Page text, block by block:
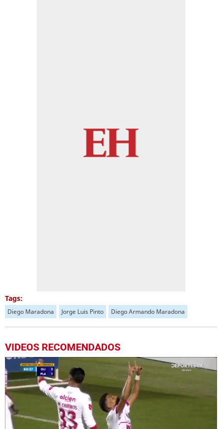
Tags:
Diego Maradona Jorge Luis Pinto Diego Armando Maradona
VIDEOS RECOMENDADOS